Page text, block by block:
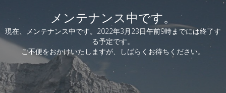
メンテナンス中です。
現在、メンテナンス中です。2022年3月23日午前9時までには終了す
る予定です。
ご不便をおかけいたしますが、しばらくお待ちください。